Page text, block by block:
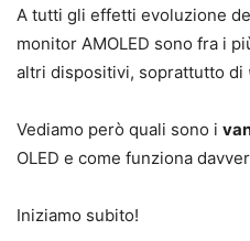
A tutti gli effetti evoluzione
monitor AMOLED sono fra i
altri dispositivi, soprattutto di
Vediamo però quali sono i
OLED e come funziona
Iniziamo subito!